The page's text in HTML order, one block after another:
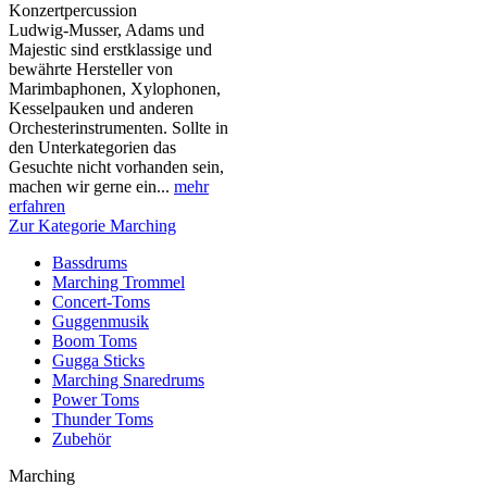
Konzertpercussion
Ludwig-Musser, Adams und
Majestic sind erstklassige und
bewährte Hersteller von
Marimbaphonen, Xylophonen,
Kesselpauken und anderen
Orchesterinstrumenten. Sollte in
den Unterkategorien das
Gesuchte nicht vorhanden sein,
machen wir gerne ein... mehr
erfahren
Zur Kategorie Marching
Bassdrums
Marching Trommel
Concert-Toms
Guggenmusik
Boom Toms
Gugga Sticks
Marching Snaredrums
Power Toms
Thunder Toms
Zubehör
Marching